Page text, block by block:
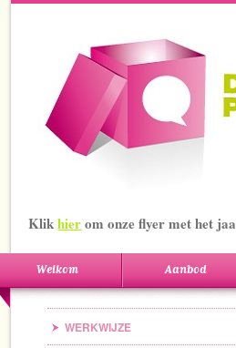
Klikhierom onze flyer met het
Welkom Aanbod
WERKWIJZE